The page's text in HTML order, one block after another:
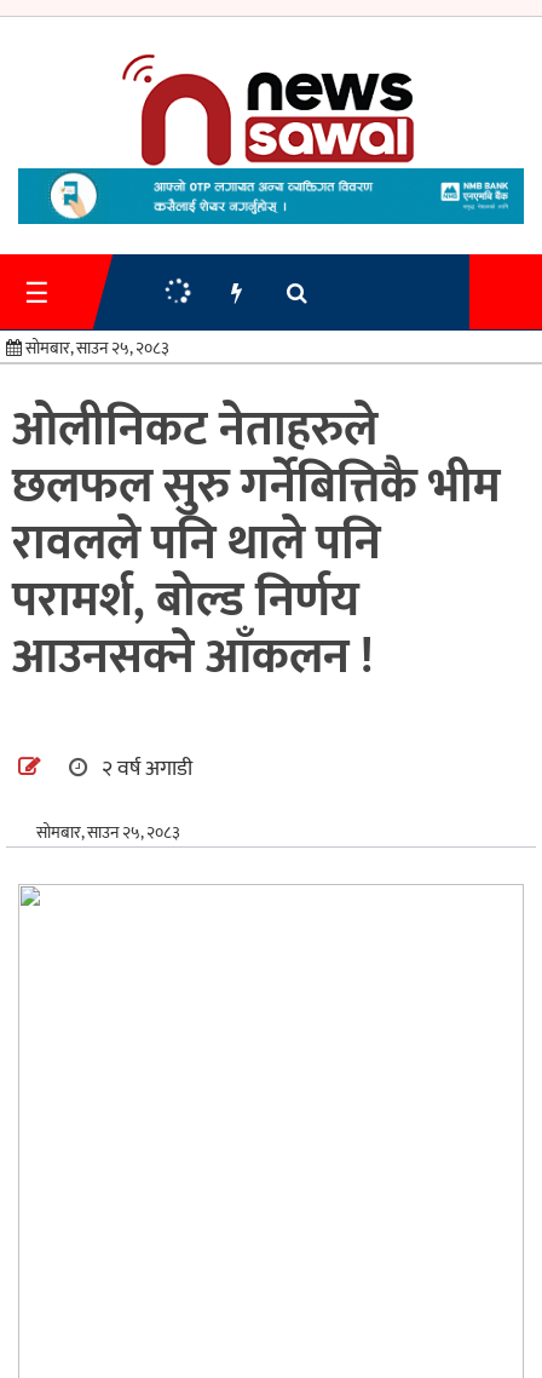
गृहपृष्ठ
समाचार
प्रशासन
स्वास्थ्य/
शिक्षा
मनोरन्जन
अन्तर्राष्ट्रिय
☰
सोमबार, साउन २५, २०८३
ओलीनिकट नेताहरुले
छलफल सुरु गर्नेबित्तिकै भीम
रावलले पनि थाले पनि
परामर्श, बोल्ड निर्णय
आउनसक्ने आँकलन !
२ वर्ष अगाडी
सोमबार, साउन २५, २०८३